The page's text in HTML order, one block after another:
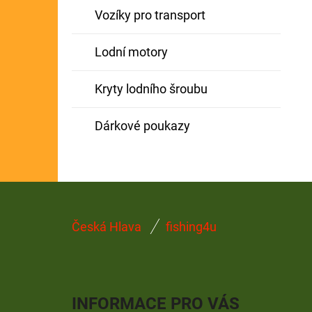
Vozíky pro transport
Lodní motory
Kryty lodního šroubu
Dárkové poukazy
Česká Hlava fishing4u
INFORMACE PRO VÁS